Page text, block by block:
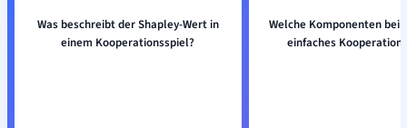
Was beschreibt der Shapley-Wert in
einem Kooperationsspiel?
Welche Komponenten
einfaches